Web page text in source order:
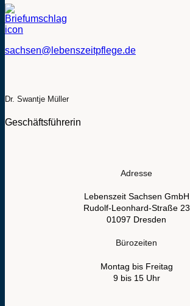
sachsen@lebenszeitpflege.de
Dr. Swantje Müller
Geschäftsführerin
Adresse
Lebenszeit Sachsen GmbH
Rudolf-Leonhard-Straße 23
01097 Dresden
Bürozeiten
Montag bis Freitag
9 bis 15 Uhr